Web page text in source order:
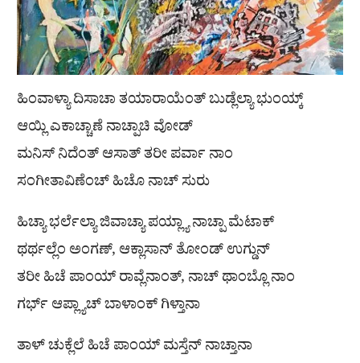
ಹಿಂವಾಳ್ಯಾ ದಿಸಾಚಾ ತಯಾರಾಯೆಂತ್ ಬುಡ್ಲೆಲ್ಯಾ ಭುಂಯ್ಕ್
ಆಯ್ಲಿ ಎಕಾಚ್ಚಾಣೆ ನಾಚ್ಪಾಚಿ ವೋಡ್
ಮನಿಸ್ ನಿದೆಂತ್ ಆಸಾತ್ ತರೀ ಪರ್ವಾ ನಾಂ
ಸಂಗೀತಾವಿಣೆಂಚ್ ಹಿಚೊ ನಾಚ್ ಸುರು
ಹಿಚ್ಯಾ ಭರ್ಲೆಲ್ಯಾ ಜಿವಾಚ್ಯಾ ಪಯ್ಲ್ಯಾ ನಾಚ್ಪಾ ಮೆಟಾಕ್
ಥರ್ಥಲ್ಲೆಂ ಅಂಗಣ್, ಆಕ್ಲಾಸಾನ್ ತೋಂಡ್ ಉಗ್ಡುನ್
ತರೀ ಹಿಚೆ ಪಾಂಯ್ ರಾವ್ಲೆನಾಂತ್, ನಾಚ್ ಥಾಂಬ್ಲೊ ನಾಂ
ಗರ್ಭ್ ಆಪ್ಲ್ಯಾಚ್ ಬಾಳಾಂಕ್ ಗಿಳ್ತಾನಾ
ತಾಳ್ ಚುಕ್ಲೆಲೆ ಹಿಚೆ ಪಾಂಯ್ ಮಸ್ತೆನ್ ನಾಚ್ತಾನಾ